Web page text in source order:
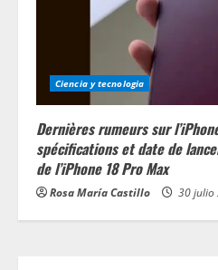
Ciencia y tecnologia
Dernières rumeurs sur
spécifications et date de
de l’iPhone 18 Pro Max
Rosa María Castillo 30 julio